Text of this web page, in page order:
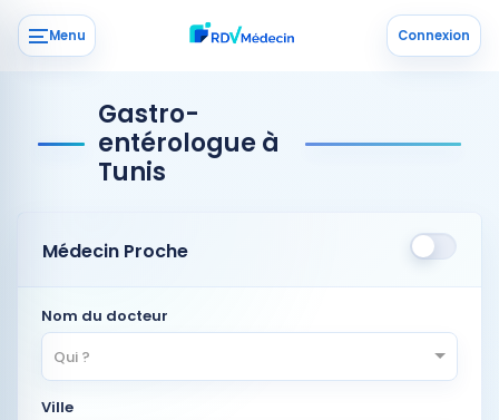
Menu Connexion
Gastro-
entérologue à
Tunis
Médecin Proche
Nom du docteur
Qui ?
Ville